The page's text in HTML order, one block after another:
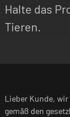
Halte das
Tieren.
Lieber Kunde,
gemäß den